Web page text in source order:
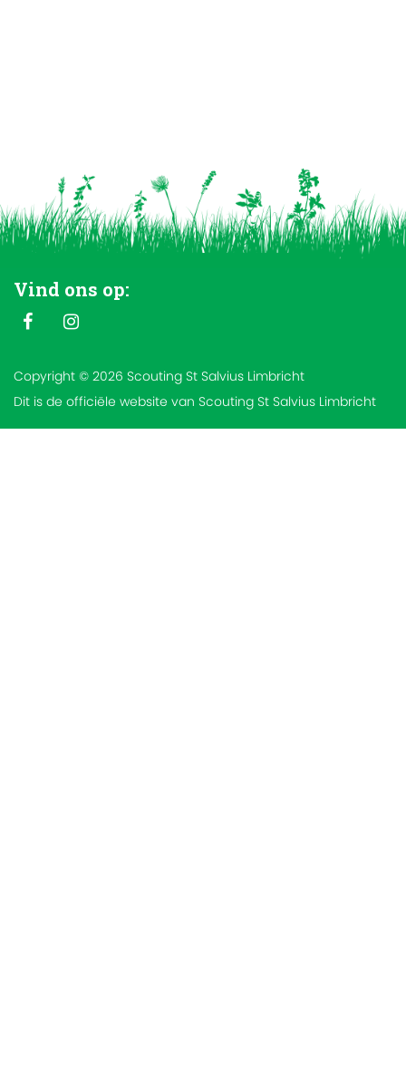
Vind ons op:
Copyright © 2026 Scouting St Salvius Limbricht
Dit is de officiële website van Scouting St Salvius Limbricht